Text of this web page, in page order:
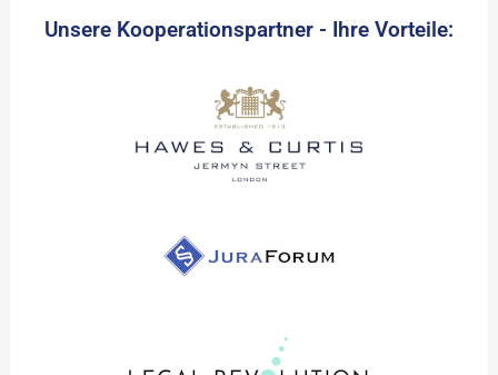
Unsere Kooperationspartner - Ihre Vorteile: